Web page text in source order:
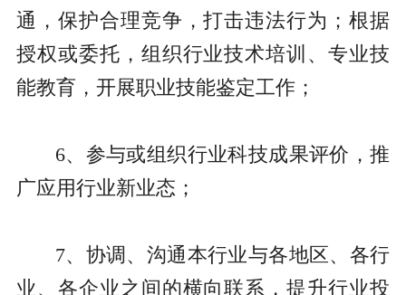
通，保护合理竞争，打击违法行为；根据
授权或委托，组织行业技术培训、专业技
能教育，开展职业技能鉴定工作；
6、参与或组织行业科技成果评价，推
广应用行业新业态；
7、协调、沟通本行业与各地区、各行
业、各企业之间的横向联系，提升行业投